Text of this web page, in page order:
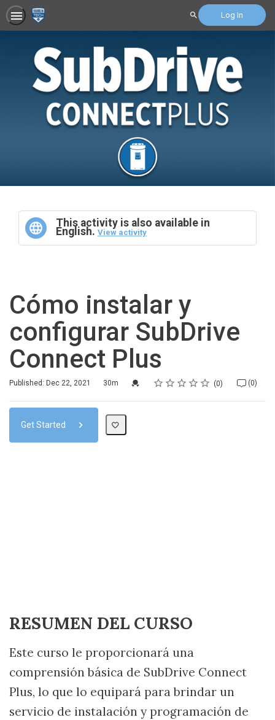
Search Log In
This activity is also available in
English. View activity
Cómo instalar y
configurar SubDrive
Connect Plus
Published: Dec 22, 2021
Duration 30m Credential For Completion
Rating
1 star
2 stars
3 stars
4 stars
5 stars
Average rating: 0 0
No reviews (0)
No comments
Get Started
RESUMEN DEL CURSO
Este curso le proporcionará una
comprensión básica de SubDrive Connect
Plus, lo que lo equipará para brindar un
servicio de instalación y programación de